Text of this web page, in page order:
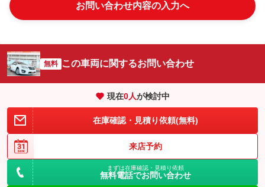
お問い合わせ内容の入力へ
無料 この車両に関するお問い合わせ
現在0人が検討中
在庫確認・見積り依頼(無料)
来店予約
まずは在庫確認・見積り依頼
無料電話でお問い合わせ